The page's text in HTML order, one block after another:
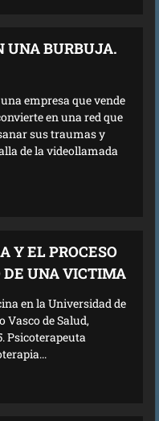
UNA BURBUJA.
empresa que vende
en una red que
sus traumas y
de la videollamada
Y EL PROCESO
UNA VICTIMA
la Universidad de
Vasco de Salud,
Psicoterapeuta